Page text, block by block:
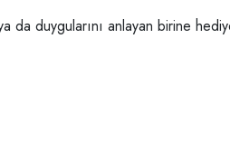
da duygularını anlayan birine